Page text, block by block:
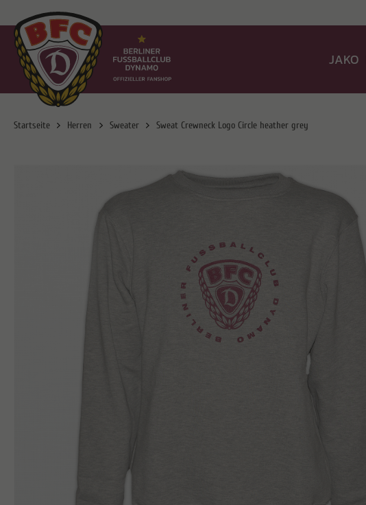
JAKO
Startseite Herren Sweater Sweat Crewneck Logo Circle heather grey